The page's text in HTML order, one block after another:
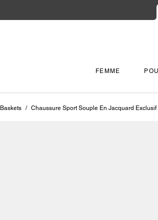
FEMME
Baskets / Chaussure Sport Souple En Jacquard Exclusif